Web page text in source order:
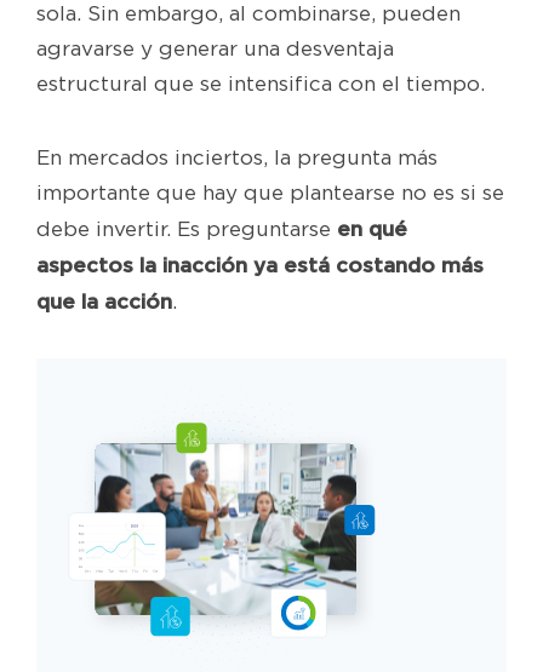
sola. Sin embargo, al combinarse, pueden
agravarse y generar una desventaja
estructural que se intensifica con el tiempo.
En mercados inciertos, la pregunta más
importante que hay que plantearse no es si se
debe invertir. Es preguntarse en qué
aspectos la inacción ya está costando más
que la acción.